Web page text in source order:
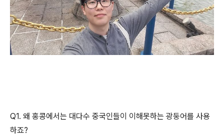
Q1. 왜 홍콩에서는 대다수 중국인들이 이해못하는 광둥어를 사용
하죠?